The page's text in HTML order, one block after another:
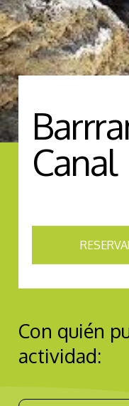
Canal
Con quién
actividad: